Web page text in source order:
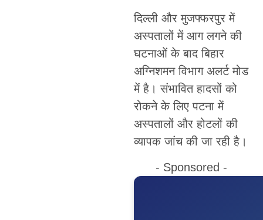
दिल्ली और मुजफ्फरपुर में
अस्पतालों में आग लगने की
घटनाओं के बाद बिहार
अग्निशमन विभाग अलर्ट मोड
में है। संभावित हादसों को
रोकने के लिए पटना में
अस्पतालों और होटलों की
व्यापक जांच की जा रही है।
- Sponsored -